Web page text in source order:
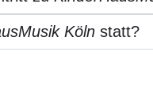
Köln statt?